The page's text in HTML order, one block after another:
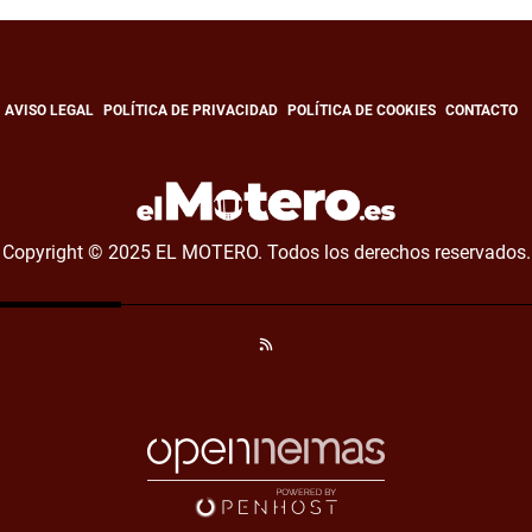
AVISO LEGAL POLÍTICA DE PRIVACIDAD POLÍTICA DE COOKIES CONTACTO
Copyright © 2025 EL MOTERO. Todos los derechos reservados.